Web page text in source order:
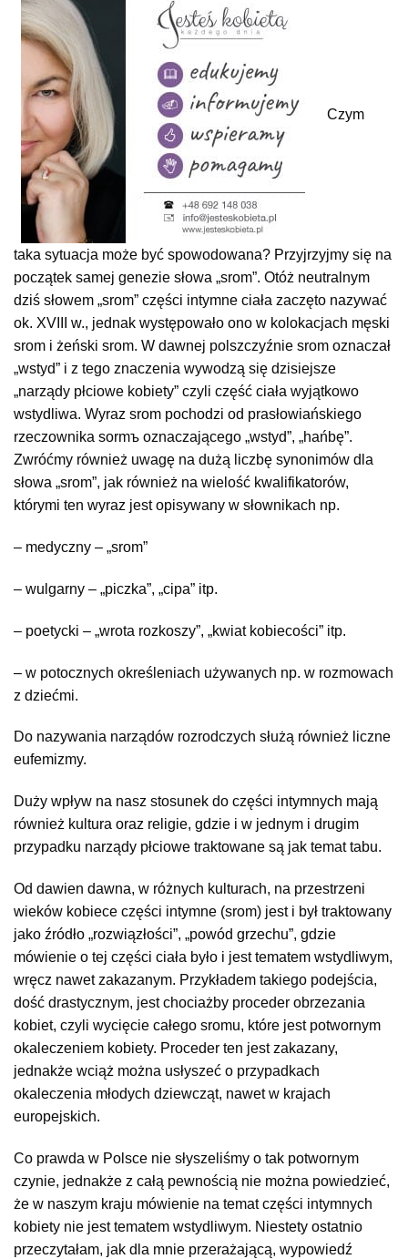
Czym
taka sytuacja może być spowodowana? Przyjrzyjmy się na
początek samej genezie słowa „srom”. Otóż neutralnym
dziś słowem „srom” części intymne ciała zaczęto nazywać
ok. XVIII w., jednak występowało ono w kolokacjach męski
srom i żeński srom. W dawnej polszczyźnie srom oznaczał
„wstyd” i z tego znaczenia wywodzą się dzisiejsze
„narządy płciowe kobiety” czyli część ciała wyjątkowo
wstydliwa. Wyraz srom pochodzi od prasłowiańskiego
rzeczownika sormъ oznaczającego „wstyd”, „hańbę”.
Zwróćmy również uwagę na dużą liczbę synonimów dla
słowa „srom”, jak również na wielość kwalifikatorów,
którymi ten wyraz jest opisywany w słownikach np.
– medyczny – „srom”
– wulgarny – „piczka”, „cipa” itp.
– poetycki – „wrota rozkoszy”, „kwiat kobiecości” itp.
– w potocznych określeniach używanych np. w rozmowach
z dziećmi.
Do nazywania narządów rozrodczych służą również liczne
eufemizmy.
Duży wpływ na nasz stosunek do części intymnych mają
również kultura oraz religie, gdzie i w jednym i drugim
przypadku narządy płciowe traktowane są jak temat tabu.
Od dawien dawna, w różnych kulturach, na przestrzeni
wieków kobiece części intymne (srom) jest i był traktowany
jako źródło „rozwiązłości”, „powód grzechu”, gdzie
mówienie o tej części ciała było i jest tematem wstydliwym,
wręcz nawet zakazanym. Przykładem takiego podejścia,
dość drastycznym, jest chociażby proceder obrzezania
kobiet, czyli wycięcie całego sromu, które jest potwornym
okaleczeniem kobiety. Proceder ten jest zakazany,
jednakże wciąż można usłyszeć o przypadkach
okaleczenia młodych dziewcząt, nawet w krajach
europejskich.
Co prawda w Polsce nie słyszeliśmy o tak potwornym
czynie, jednakże z całą pewnością nie można powiedzieć,
że w naszym kraju mówienie na temat części intymnych
kobiety nie jest tematem wstydliwym. Niestety ostatnio
przeczytałam, jak dla mnie przerażającą, wypowiedź